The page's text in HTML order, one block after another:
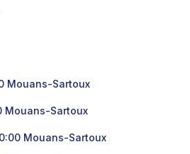
Mouans-Sartoux
Mouans-Sartoux
Mouans-Sartoux